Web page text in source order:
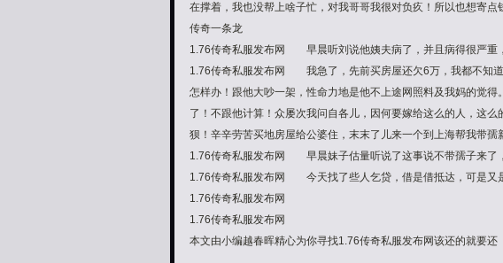
在撑着，我也没帮上啥子忙，对我哥哥我很对负疚！所以也想寄
传奇一条龙
1.76传奇私服发布网 早晨听刘说他姨夫病了，并且病得很严重
1.76传奇私服发布网 我急了，先前买房屋还欠6万，我都不知
怎样办！跟他大吵一架，性命力地是他不上途网照料及我妈的觉
了！不跟他计算！众屡次我问自各儿，因何要嫁给这么的人，这
狈！辛辛劳苦买地房屋给公婆住，末末了儿来一个到上海帮我带孺
1.76传奇私服发布网 早晨妹子估量听说了这事说不带孺子来了
1.76传奇私服发布网 今天找了些人乞贷，借是借抵达，可是又
1.76传奇私服发布网
1.76传奇私服发布网
本文由小编越春晖精心为你寻找1.76传奇私服发布网该还的就要还